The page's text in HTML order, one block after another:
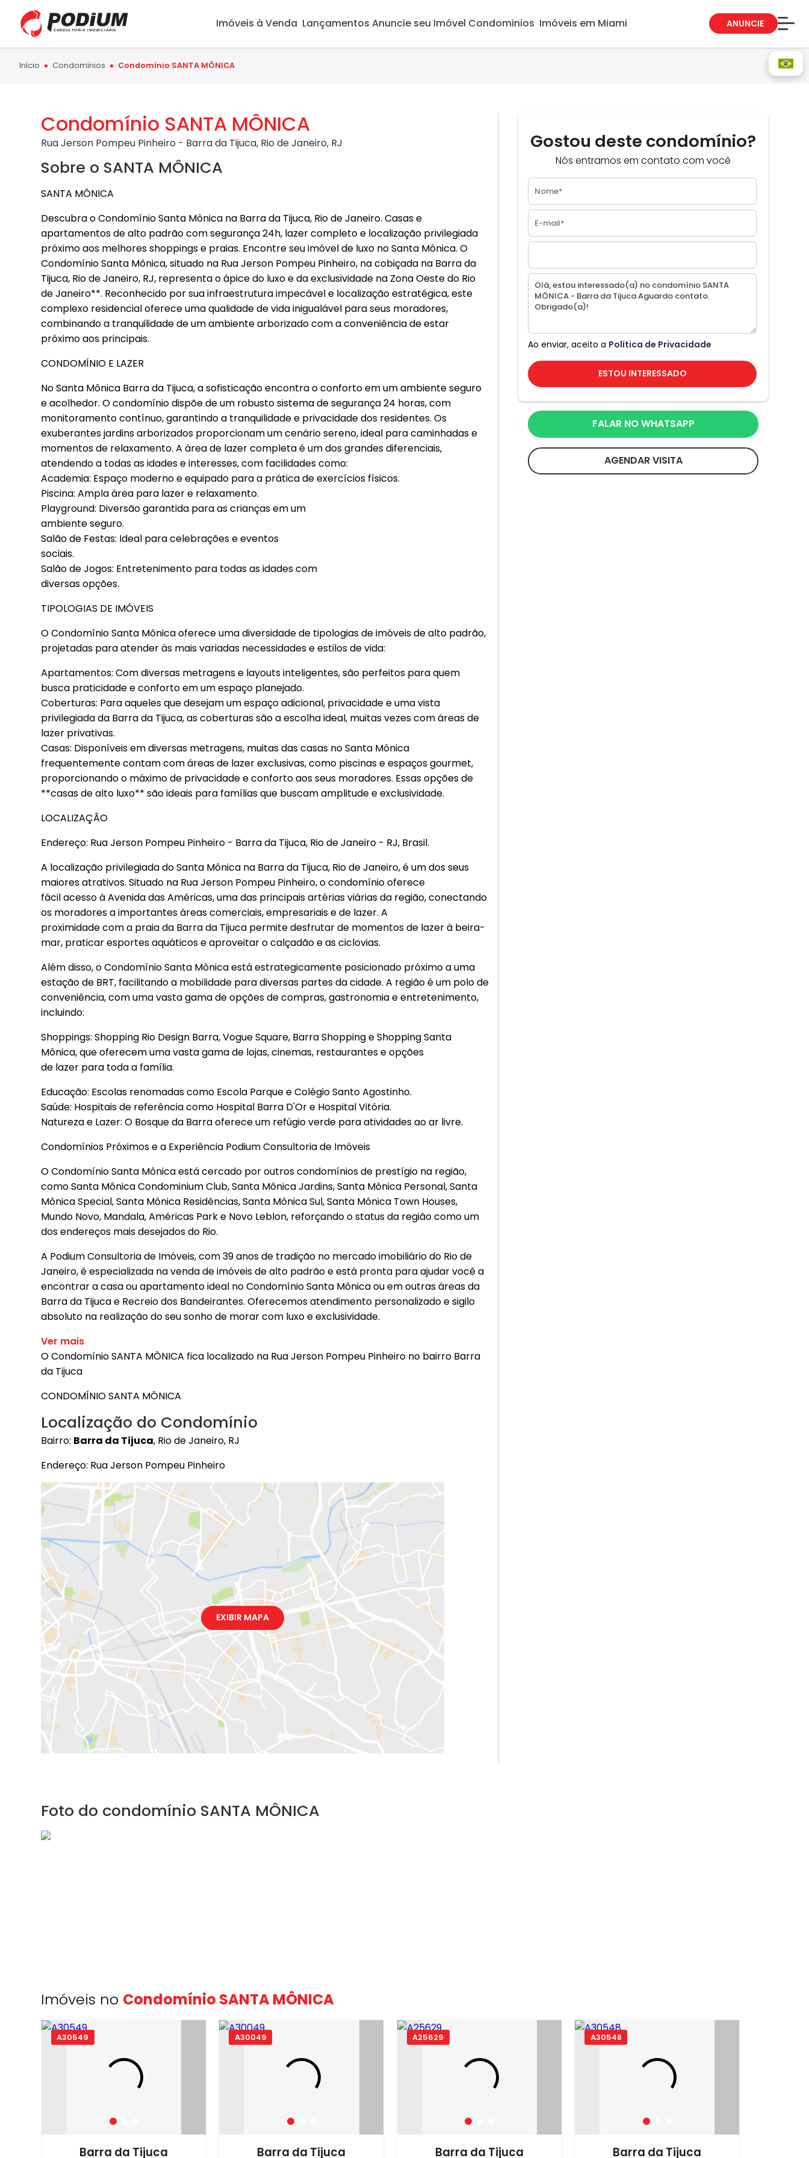
Imóveis à Venda Lançamentos Anuncie seu Imóvel Condominios Imóveis em Miami ANUNCIE
Sobre Nós
Guia de Bairros
Início Condomínios Condomínio SANTA MÔNICA
Condomínio SANTA MÔNICA
Rua Jerson Pompeu Pinheiro - Barra da Tijuca, Rio de Janeiro, RJ
Sobre o SANTA MÔNICA
SANTA MÔNICA
Descubra o Condomínio Santa Mônica na Barra da Tijuca, Rio de Janeiro. Casas e
apartamentos de alto padrão com segurança 24h, lazer completo e localização privilegiada
próximo aos melhores shoppings e praias. Encontre seu imóvel de luxo no Santa Mônica. O
Condomínio Santa Mônica, situado na Rua Jerson Pompeu Pinheiro, na cobiçada na Barra da
Tijuca, Rio de Janeiro, RJ, representa o ápice do luxo e da exclusividade na Zona Oeste do Rio
de Janeiro**. Reconhecido por sua infraestrutura impecável e localização estratégica, este
complexo residencial oferece uma qualidade de vida inigualável para seus moradores,
combinando a tranquilidade de um ambiente arborizado com a conveniência de estar
próximo aos principais.
CONDOMÍNIO E LAZER
No Santa Mônica Barra da Tijuca, a sofisticação encontra o conforto em um ambiente seguro
e acolhedor. O condomínio dispõe de um robusto sistema de segurança 24 horas, com
monitoramento contínuo, garantindo a tranquilidade e privacidade dos residentes. Os
exuberantes jardins arborizados proporcionam um cenário sereno, ideal para caminhadas e
momentos de relaxamento. A área de lazer completa é um dos grandes diferenciais,
atendendo a todas as idades e interesses, com facilidades como:
Academia: Espaço moderno e equipado para a prática de exercícios físicos.
Piscina: Ampla área para lazer e relaxamento.
Playground: Diversão garantida para as crianças em um
ambiente seguro.
Salão de Festas: Ideal para celebrações e eventos
sociais.
Salão de Jogos: Entretenimento para todas as idades com
diversas opções.
TIPOLOGIAS DE IMÓVEIS
O Condomínio Santa Mônica oferece uma diversidade de tipologias de imóveis de alto padrão,
projetadas para atender às mais variadas necessidades e estilos de vida:
Apartamentos: Com diversas metragens e layouts inteligentes, são perfeitos para quem
busca praticidade e conforto em um espaço planejado.
Coberturas: Para aqueles que desejam um espaço adicional, privacidade e uma vista
privilegiada da Barra da Tijuca, as coberturas são a escolha ideal, muitas vezes com áreas de
lazer privativas.
Casas: Disponíveis em diversas metragens, muitas das casas no Santa Mônica
frequentemente contam com áreas de lazer exclusivas, como piscinas e espaços gourmet,
proporcionando o máximo de privacidade e conforto aos seus moradores. Essas opções de
**casas de alto luxo** são ideais para famílias que buscam amplitude e exclusividade.
LOCALIZAÇÃO
Endereço: Rua Jerson Pompeu Pinheiro - Barra da Tijuca, Rio de Janeiro - RJ, Brasil.
A localização privilegiada do Santa Mônica na Barra da Tijuca, Rio de Janeiro, é um dos seus
maiores atrativos. Situado na Rua Jerson Pompeu Pinheiro, o condomínio oferece
fácil acesso à Avenida das Américas, uma das principais artérias viárias da região, conectando
os moradores a importantes áreas comerciais, empresariais e de lazer. A
proximidade com a praia da Barra da Tijuca permite desfrutar de momentos de lazer à beira-
mar, praticar esportes aquáticos e aproveitar o calçadão e as ciclovias.
Além disso, o Condomínio Santa Mônica está estrategicamente posicionado próximo a uma
estação de BRT, facilitando a mobilidade para diversas partes da cidade. A região é um polo de
conveniência, com uma vasta gama de opções de compras, gastronomia e entretenimento,
incluindo:
Shoppings: Shopping Rio Design Barra, Vogue Square, Barra Shopping e Shopping Santa
Mônica, que oferecem uma vasta gama de lojas, cinemas, restaurantes e opções
de lazer para toda a família.
Educação: Escolas renomadas como Escola Parque e Colégio Santo Agostinho.
Saúde: Hospitais de referência como Hospital Barra D'Or e Hospital Vitória.
Natureza e Lazer: O Bosque da Barra oferece um refúgio verde para atividades ao ar livre.
Condomínios Próximos e a Experiência Podium Consultoria de Imóveis
O Condomínio Santa Mônica está cercado por outros condomínios de prestígio na região,
como Santa Mônica Condominium Club, Santa Mônica Jardins, Santa Mônica Personal, Santa
Mônica Special, Santa Mônica Residências, Santa Mônica Sul, Santa Mônica Town Houses,
Mundo Novo, Mandala, Américas Park e Novo Leblon, reforçando o status da região como um
dos endereços mais desejados do Rio.
A Podium Consultoria de Imóveis, com 39 anos de tradição no mercado imobiliário do Rio de
Janeiro, é especializada na venda de imóveis de alto padrão e está pronta para ajudar você a
encontrar a casa ou apartamento ideal no Condomínio Santa Mônica ou em outras áreas da
Barra da Tijuca e Recreio dos Bandeirantes. Oferecemos atendimento personalizado e sigilo
absoluto na realização do seu sonho de morar com luxo e exclusividade.
Ver mais
O Condomínio SANTA MÔNICA fica localizado na Rua Jerson Pompeu Pinheiro no bairro Barra
da Tijuca
CONDOMÍNIO SANTA MÔNICA
Localização do Condomínio
Bairro: Barra da Tijuca, Rio de Janeiro, RJ
Endereço: Rua Jerson Pompeu Pinheiro
EXIBIR MAPA
Gostou deste condomínio?
Nós entramos em contato com você
Ao enviar, aceito a Política de Privacidade
ESTOU INTERESSADO
FALAR NO WHATSAPP
AGENDAR VISITA
Foto do condomínio SANTA MÔNICA
Imóveis no Condomínio SANTA MÔNICA
A30549
Barra da Tijuca
A30049
Barra da Tijuca
A25629
Barra da Tijuca
A30548
Barra da Tijuca